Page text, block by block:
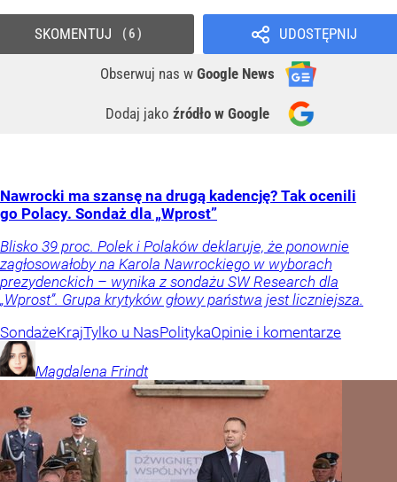
UDOSTĘPNIJ
Obserwuj nas w Google News
Dodaj jako źródło w Google
SKOMENTUJ 6
Nawrocki ma szansę na drugą kadencję? Tak ocenili
go Polacy. Sondaż dla „Wprost”
Blisko 39 proc. Polek i Polaków deklaruje, że ponownie
zagłosowałoby na Karola Nawrockiego w wyborach
prezydenckich – wynika z sondażu SW Research dla
„Wprost”. Grupa krytyków głowy państwa jest liczniejsza.
SondażeKrajTylko u NasPolitykaOpinie i komentarze
Magdalena Frindt